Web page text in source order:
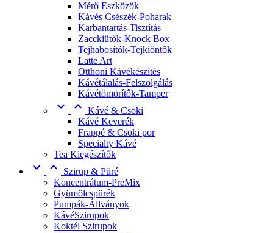
Mérő Eszközök
Kávés Csészék-Poharak
Karbantartás-Tisztítás
Zacckiütők-Knock Box
Tejhabosítók-Tejkiöntők
Latte Art
Otthoni Kávékészítés
Kávétálalás-Felszolgálás
Kávétömörítők-Tamper
  Kávé & Csoki
Kávé Keverék
Frappé & Csoki por
Specialty Kávé
Tea Kiegészítők
 
Szirup & Püré
Koncentrátum-PreMix
Gyümölcspürék
Pumpák-Állványok
KávéSzirupok
Koktél Szirupok